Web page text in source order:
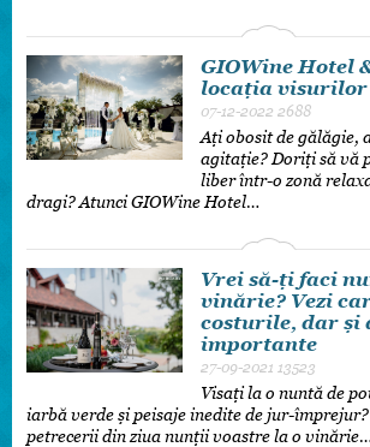
GIOWine Hotel
locația visurilor
07-12-2022 2688
Ați obosit de gălăgie,
agitație? Doriți să vă
liber într-o zonă
dragi? Atunci GIOWine Hotel…
Vrei să-ți faci
vinărie? Vezi
costurile, dar și
importante
27-09-2021 13523
Visați la o nuntă de
iarbă verde și peisaje inedite de jur-
petrecerii din ziua nunții voastre la o